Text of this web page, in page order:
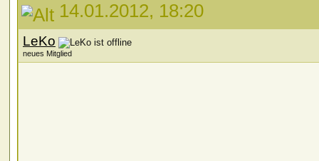
14.01.2012, 18:20
LeKo
neues Mitglied